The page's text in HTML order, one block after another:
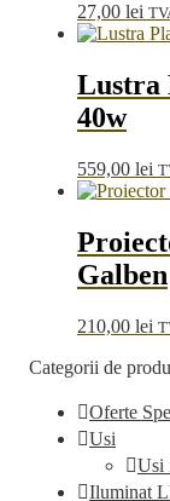
27,00 lei
Lustra
40w
559,00 lei
Galben
210,00 lei
Categorii de
Oferte
Usi
Usi
Iluminat